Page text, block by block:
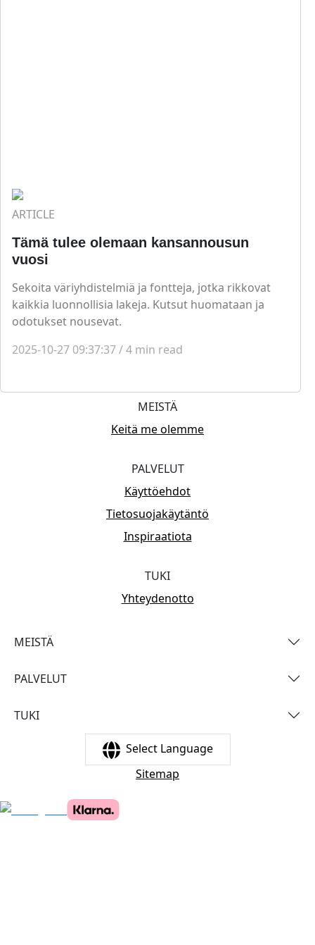
ARTICLE
Tämä tulee olemaan kansannousun
vuosi
Sekoita väriyhdistelmiä ja fontteja, jotka rikkovat
kaikkia luonnollisia lakeja. Kutsut huomataan ja
odotukset nousevat.
2025-10-27 09:37:37/4 min read
MEISTÄ
Keitä me olemme
PALVELUT
Käyttöehdot
Tietosuojakäytäntö
Inspiraatiota
TUKI
Yhteydenotto
MEISTÄ
PALVELUT
TUKI
Select Language
Sitemap